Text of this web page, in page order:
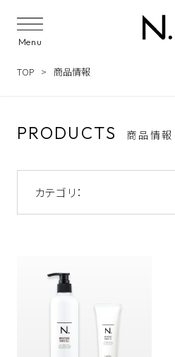
Menu
TOP 商品情報
PRODUCTS 商品情報
カテゴリ：
スタイリング
シャンプー&トリートメント